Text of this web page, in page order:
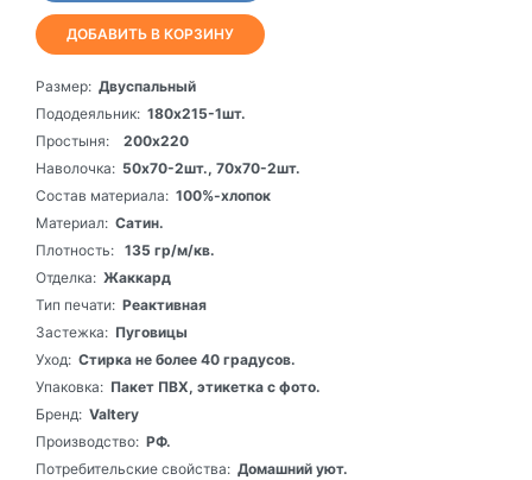
ДОБАВИТЬ В КОРЗИНУ
Размер: Двуспальный
Пододеяльник: 180х215-1шт.
Простыня:
200х220
Наволочка: 50х70-2шт., 70х70-2шт.
Состав материала: 100%-хлопок
Материал: Сатин.
Плотность: 135 гр/м/кв.
Отделка: Жаккард
Тип печати: Реактивная
Застежка: Пуговицы
Уход: Стирка не более 40 градусов.
Упаковка: Пакет ПВХ, этикетка с фото.
Бренд: Valtery
Производство: РФ.
Потребительские свойства: Домашний уют.